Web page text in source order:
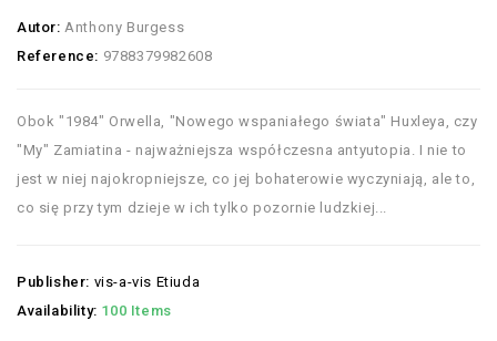
Autor: Anthony Burgess
Reference: 9788379982608
Obok "1984" Orwella, "Nowego wspaniałego świata" Huxleya, czy
"My" Zamiatina - najważniejsza współczesna antyutopia. I nie to
jest w niej najokropniejsze, co jej bohaterowie wyczyniają, ale to,
co się przy tym dzieje w ich tylko pozornie ludzkiej...
Publisher: vis-a-vis Etiuda
Availability: 100 Items